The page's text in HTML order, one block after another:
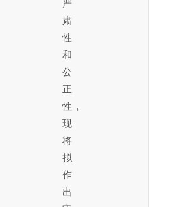
严
肃
性
和
公
正
性，
现
将
拟
作
出